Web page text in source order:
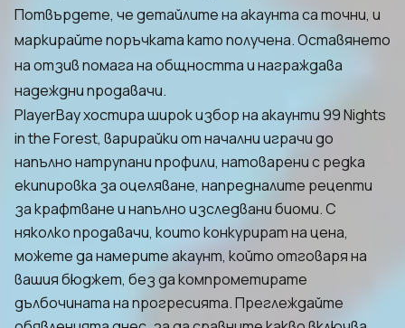
Потвърдете, че детайлите на акаунта са точни, и
маркирайте поръчката като получена. Оставянето
на отзив помага на общността и награждава
надеждни продавачи.
PlayerBay хостира широк избор на акаунти 99 Nights
in the Forest, варирайки от начални играчи до
напълно натрупани профили, натоварени с редка
екипировка за оцеляване, напредналите рецепти
за крафтване и напълно изследвани биоми. С
няколко продавачи, които конкурират на цена,
можете да намерите акаунт, който отговаря на
вашия бюджет, без да компрометирате
дълбочината на прогресията. Преглеждайте